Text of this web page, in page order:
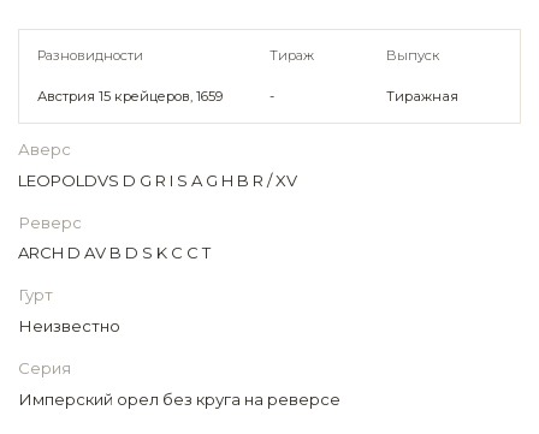
Разновидности Тираж Выпуск
Австрия 15 крейцеров, 1659 - Тиражная
Аверс
LEOPOLDVS D G R I S A G H B R / XV
Реверс
ARCH D AV B D S K C C T
Гурт
Неизвестно
Серия
Имперский орел без круга на реверсе